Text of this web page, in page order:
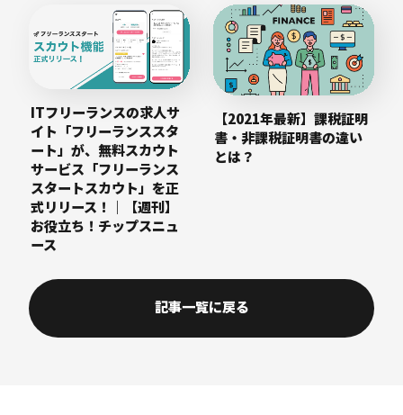
ITフリーランスの求人サ
イト「フリーランススタ
ート」が、無料スカウト
サービス「フリーランス
スタートスカウト」を正
式リリース！｜【週刊】
お役立ち！チップスニュ
ース
【2021年最新】課税証明
書・非課税証明書の違い
とは？
記事一覧に戻る